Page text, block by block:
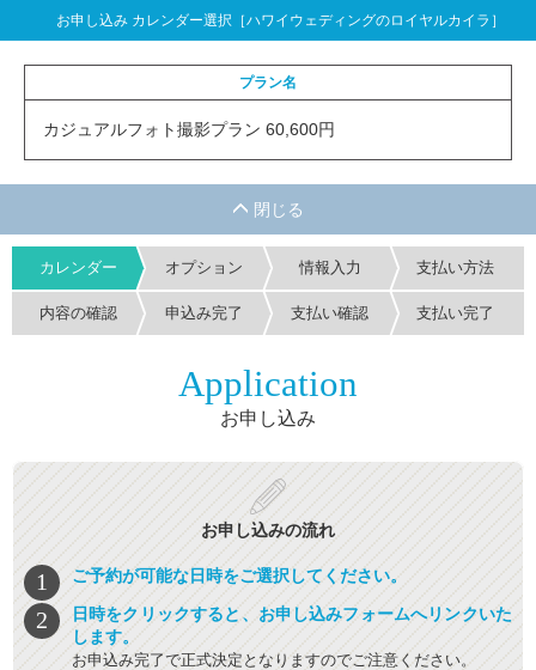
お申し込み カレンダー選択［ハワイウェディングのロイヤルカイラ］
プラン名
カジュアルフォト撮影プラン 60,600円
カレンダー オプション 情報入力 支払い方法
内容の確認 申込み完了 支払い確認 支払い完了
Application
お申し込み
お申し込みの流れ
ご予約が可能な日時をご選択してください。
日時をクリックすると、お申し込みフォームへリンクいた
します。
お申込み完了で正式決定となりますのでご注意ください。